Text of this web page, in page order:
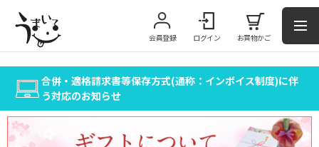
会員登録 ログイン お買物かご
合併・適格請求書等保存方式(通称：インボイス制度)に伴
う対応のお知らせ